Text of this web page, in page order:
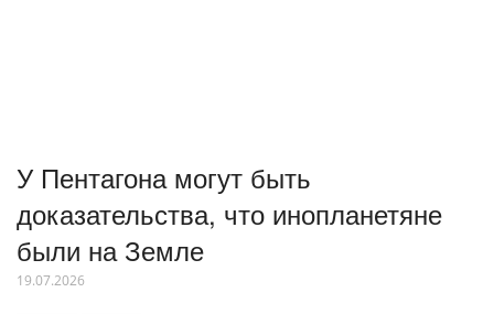
У Пентагона могут быть
доказательства, что инопланетяне
были на Земле
19.07.2026